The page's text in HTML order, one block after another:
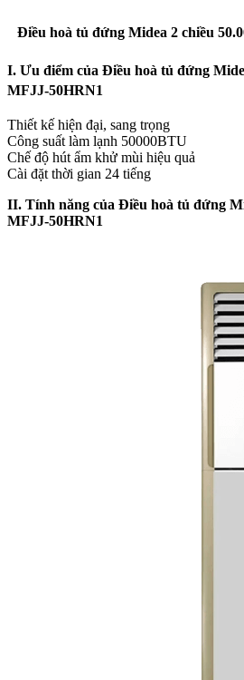
Điều hoà tủ đứng Midea 2 chiều
I. Ưu điểm của Điều hoà tủ đứng
MFJJ-50HRN1
Thiết kế hiện đại, sang trọng
Công suất làm lạnh 50000BTU
Chế độ hút ẩm khử mùi hiệu quả
Cài đặt thời gian 24 tiếng
II. Tính năng của Điều hoà tủ đứng
MFJJ-50HRN1